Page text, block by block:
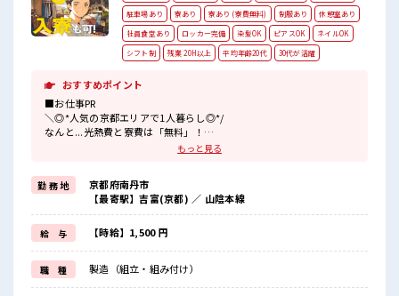
駐車場あり
寮あり 寮あり (寮費無料) 制服あり
休憩室あり
社員食堂あり
ロッカー完備 染髪OK ピアスOK
ネイルOK
シフト制
残業 20H以上 平均年齢20代 30代が活躍
おすすめポイント
■お仕事PR
＼◎*人気の京都エリアで1人暮らし◎*/
なんと...光熱費と寮費は「無料」！
『家電を揃えるお金がナイ』
そんな方にオススメ↓↓
TV/冷蔵庫/洗濯機/エアコンなどは備え付け！
赴任時は現地までの移動交通費も規定支給！
＼◎*無期雇用派遣◎*/
◎当社と期間制限のない雇用契約を結んだ上で、
派遣先で働けます◎
大手企業の技術を身につけてスキルUPを目指しませんか(*≧∀≦)
もっと見る
勤 務 地
京都府南丹市
【最寄駅】吉富(京都) ／ 山陰本線
給 与 【時給】1,500 円
職 種 製造（組立・組み付け）